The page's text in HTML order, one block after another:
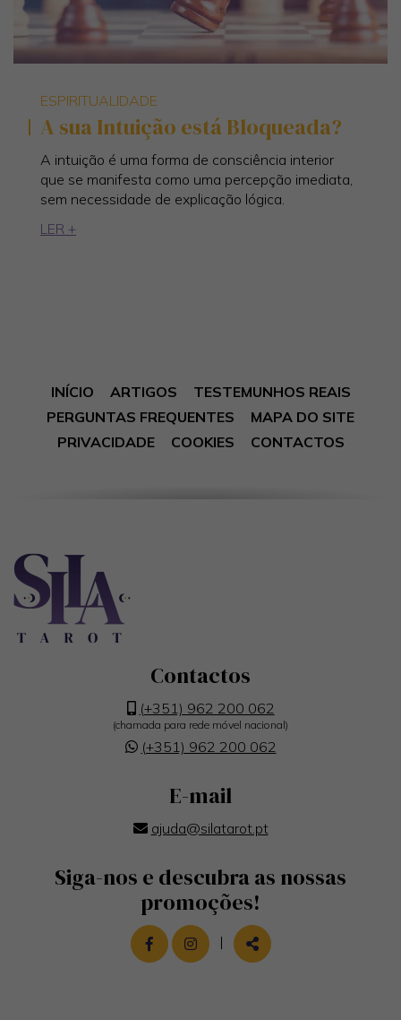
ESPIRITUALIDADE
A sua Intuição está Bloqueada?
A intuição é uma forma de consciência interior
que se manifesta como uma percepção imediata,
sem necessidade de explicação lógica.
LER +
INÍCIO ARTIGOS
TESTEMUNHOS REAIS
PERGUNTAS FREQUENTES
MAPA DO SITE
PRIVACIDADE
COOKIES CONTACTOS
Contactos
(+351) 962 200 062
(chamada para rede móvel nacional)
(+351) 962 200 062
E-mail
ajuda@silatarot.pt
Siga-nos e descubra as nossas
promoções!
LINK PARA A PÁGINA DE FACEBOOK
LINK PARA A PÁGINA DE
|
PARTILHAR